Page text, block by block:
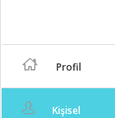
Profil
Kişisel